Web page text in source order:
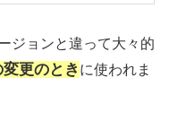
ジョンと違って大々的
更のとき に使われま